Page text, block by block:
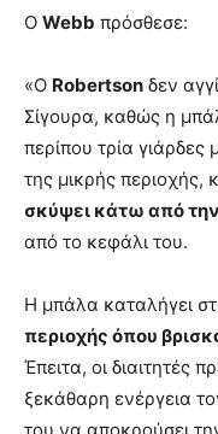
Ο Webb πρόσθεσε:
«Ο Robertson δεν
Σίγουρα, καθώς η
περίπου τρία
της μικρής περιοχής,
σκύψει κάτω από
από το κεφάλι του.
Η μπάλα καταλήγει
περιοχής όπου
Έπειτα, οι διαιτητές
ξεκάθαρη ενέργεια
του να αποκρούσει